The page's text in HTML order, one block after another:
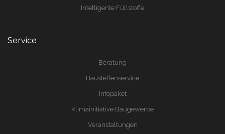
Intelligente Füllstoffe
Service
Beratung
Baustellenservice
Infopaket
Klimainitiative Baugewerbe
Veranstaltungen